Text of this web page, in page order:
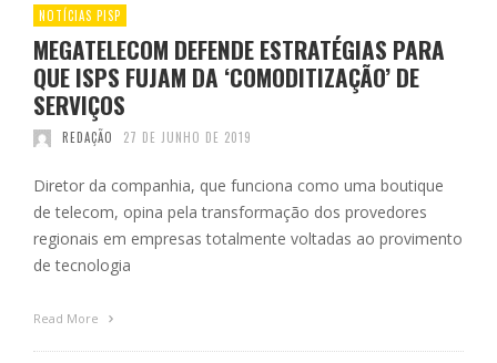
NOTÍCIAS PISP
MEGATELECOM DEFENDE ESTRATÉGIAS PARA
QUE ISPS FUJAM DA ‘COMODITIZAÇÃO’ DE
SERVIÇOS
REDAÇÃO 27 DE JUNHO DE 2019
Diretor da companhia, que funciona como uma boutique
de telecom, opina pela transformação dos provedores
regionais em empresas totalmente voltadas ao provimento
de tecnologia
Read More